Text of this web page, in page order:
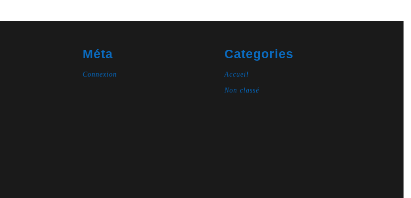
Méta
Connexion
Categories
Accueil
Non classé